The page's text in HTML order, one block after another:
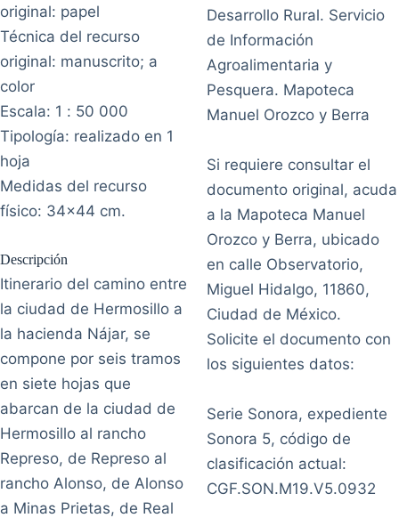
original: papel
Técnica del recurso
original: manuscrito; a
color
Escala: 1 : 50 000
Tipología: realizado en 1
hoja
Medidas del recurso
físico: 34x44 cm.
Descripción
Itinerario del camino entre
la ciudad de Hermosillo a
la hacienda Nájar, se
compone por seis tramos
en siete hojas que
abarcan de la ciudad de
Hermosillo al rancho
Represo, de Represo al
rancho Alonso, de Alonso
a Minas Prietas, de Real
Desarrollo Rural. Servicio
de Información
Agroalimentaria y
Pesquera. Mapoteca
Manuel Orozco y Berra
Si requiere consultar el
documento original, acuda
a la Mapoteca Manuel
Orozco y Berra, ubicado
en calle Observatorio,
Miguel Hidalgo, 11860,
Ciudad de México.
Solicite el documento con
los siguientes datos:
Serie Sonora, expediente
Sonora 5, código de
clasificación actual:
CGF.SON.M19.V5.0932